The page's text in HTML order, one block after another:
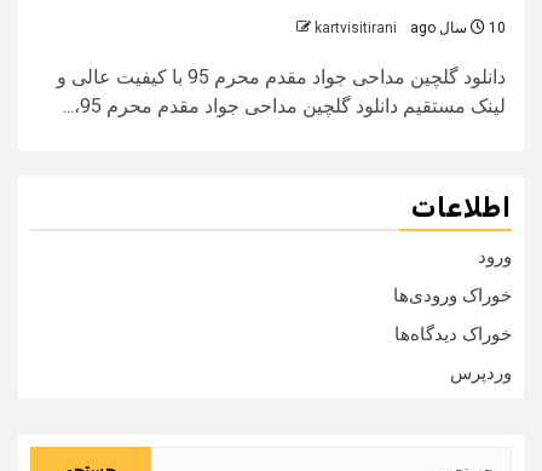
10 سال ago kartvisitirani
دانلود گلچین مداحی جواد مقدم محرم 95 با کیفیت عالی و
لینک مستقیم دانلود گلچین مداحی جواد مقدم محرم 95،...
اطلاعات
ورود
خوراک ورودی‌ها
خوراک دیدگاه‌ها
وردپرس